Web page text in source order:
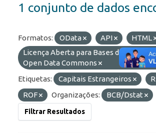
1 conjunto de dados
Formatos: OData API HTML
Licença Aberta para Bases de Dados
Open Data Commons
Etiquetas:
Capitais Estrangeiros
ROF
Organizações: BCB/Dstat
Filtrar Resultados